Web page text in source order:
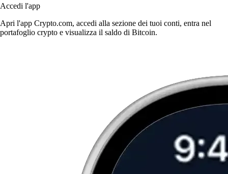
Accedi l'app
Apri l'app Crypto.com, accedi alla sezione dei tuoi conti, entra nel
portafoglio crypto e visualizza il saldo di Bitcoin.